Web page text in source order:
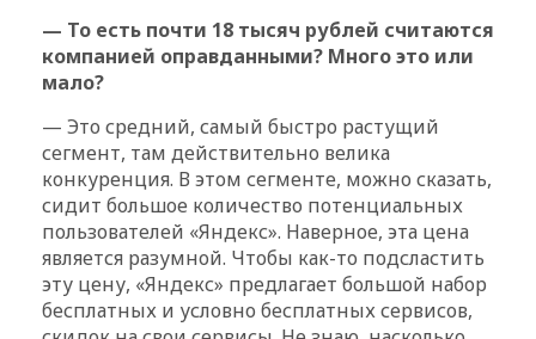
— То есть почти 18 тысяч рублей считаются
компанией оправданными? Много это или
мало?
— Это средний, самый быстро растущий
сегмент, там действительно велика
конкуренция. В этом сегменте, можно сказать,
сидит большое количество потенциальных
пользователей «Яндекс». Наверное, эта цена
является разумной. Чтобы как-то подсластить
эту цену, «Яндекс» предлагает большой набор
бесплатных и условно бесплатных сервисов,